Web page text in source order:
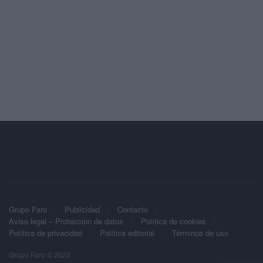
Grupo Faro Publicidad
Contacto
Aviso legal – Protección de datos
Política de cookies
Política de privacidad
Política editorial Términos de uso
Grupo Faro © 2023